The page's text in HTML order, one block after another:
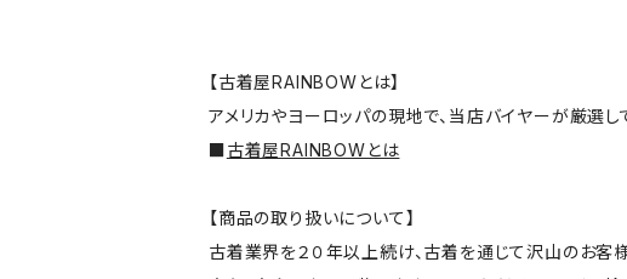
【古着屋RAINBOWとは】
アメリカやヨーロッパの現地で、当店バイヤーが厳選
■古着屋RAINBOWとは
【商品の取り扱いについて】
古着業界を２０年以上続け、古着を通じて沢山のお客